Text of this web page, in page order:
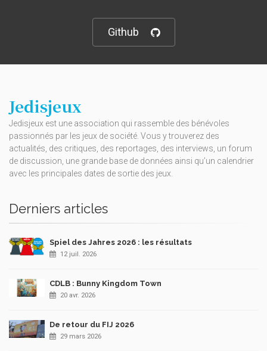
Github
Jedisjeux
Jedisjeux est une association qui rassemble des bénévoles
passionnés par les jeux de société. Vous y trouverez des
actualités, des critiques, des reportages, des interviews, un forum
de discussion, une grande base de données ainsi qu’un calendrier
avec les principales dates de sortie des jeux.
Derniers articles
Spiel des Jahres 2026 : les résultats
12 juil. 2026
CDLB : Bunny Kingdom Town
20 avr. 2026
De retour du FIJ 2026
29 mars 2026